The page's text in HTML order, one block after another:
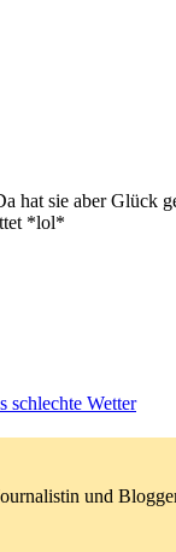
hat sie aber Glück
*lol*
schlechte Wetter
und